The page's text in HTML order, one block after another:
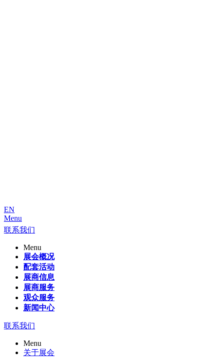
EN
Menu
联系我们
Menu
展会概况
配套活动
展商信息
展商服务
观众服务
新闻中心
联系我们
Menu
关于展会